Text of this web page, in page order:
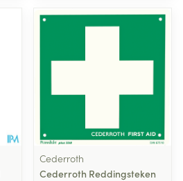
Cederroth
Cederroth Reddingsteken